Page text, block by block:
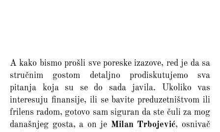
A kako bismo prošli sve poreske izazove, red je da sa
stručnim gostom detaljno prodiskutujemo sva
pitanja koja su se do sada javila. Ukoliko vas
interesuju finansije, ili se bavite preduzetništvom ili
frilens radom, gotovo sam siguran da ste čuli za mog
današnjeg gosta, a on je Milan Trbojević, osnivač